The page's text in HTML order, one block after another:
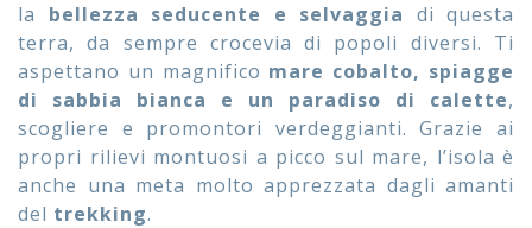
la bellezza seducente e selvaggia di questa
terra, da sempre crocevia di popoli diversi. Ti
aspettano un magnifico mare cobalto, spiagge
di sabbia bianca e un paradiso di calette,
scogliere e promontori verdeggianti. Grazie ai
propri rilievi montuosi a picco sul mare, l’isola è
anche una meta molto apprezzata dagli amanti
del trekking.